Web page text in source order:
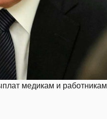
медикам и работникам